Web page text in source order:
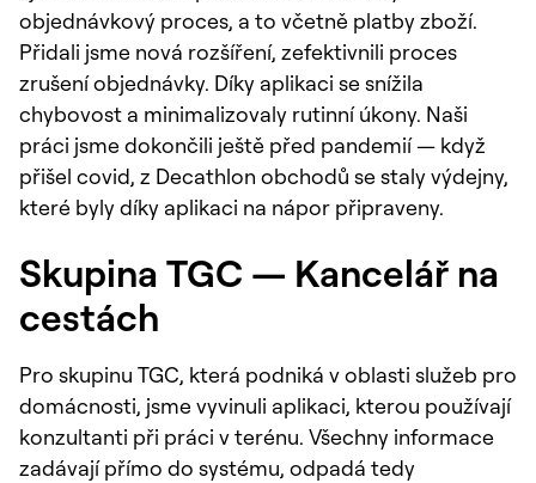
objednávkový proces, a to včetně platby zboží.
Přidali jsme nová rozšíření, zefektivnili proces
zrušení objednávky. Díky aplikaci se snížila
chybovost a minimalizovaly rutinní úkony. Naši
práci jsme dokončili ještě před pandemií — když
přišel covid, z Decathlon obchodů se staly výdejny,
které byly díky aplikaci na nápor připraveny.
Skupina TGC — Kancelář na
cestách
Pro skupinu TGC, která podniká v oblasti služeb pro
domácnosti, jsme vyvinuli aplikaci, kterou používají
konzultanti při práci v terénu. Všechny informace
zadávají přímo do systému, odpadá tedy